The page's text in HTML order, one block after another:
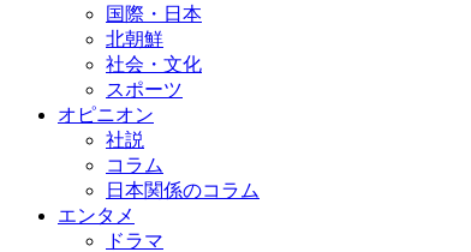
国際・日本
北朝鮮
社会・文化
スポーツ
オピニオン
社説
コラム
日本関係のコラム
エンタメ
ドラマ